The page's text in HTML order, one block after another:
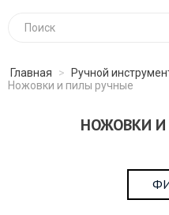
Главная > Ручной
Ножовки и пилы ручные
НОЖОВКИ